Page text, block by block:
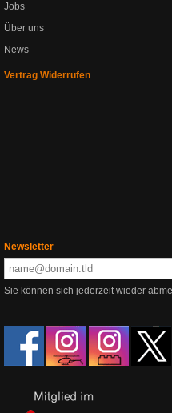
Jobs
Über uns
News
Vertrag Widerrufen
Newsletter
Sie können sich jederzeit wieder